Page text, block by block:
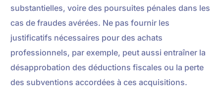
substantielles, voire des poursuites pénales dans les
cas de fraudes avérées. Ne pas fournir les
justificatifs nécessaires pour des achats
professionnels, par exemple, peut aussi entraîner la
désapprobation des déductions fiscales ou la perte
des subventions accordées à ces acquisitions.